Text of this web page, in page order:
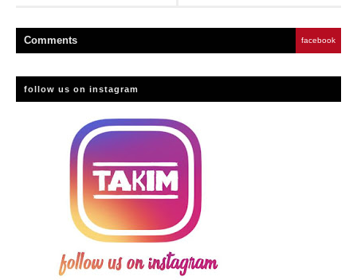
Comments facebook
follow us on instagram